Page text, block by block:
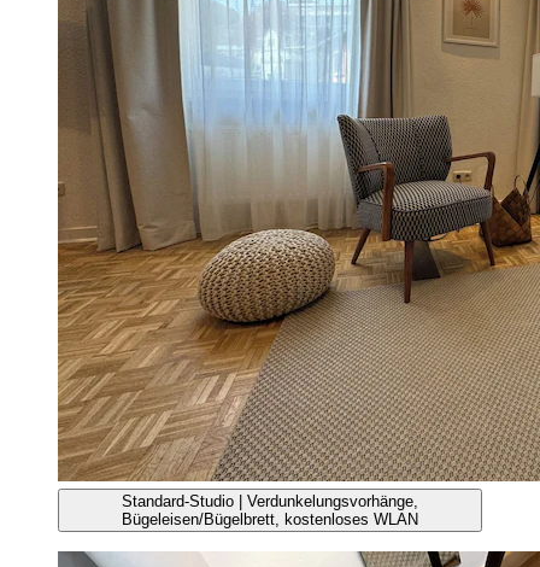
Standard-Studio | Verdunkelungsvorhänge,
Bügeleisen/Bügelbrett, kostenloses WLAN